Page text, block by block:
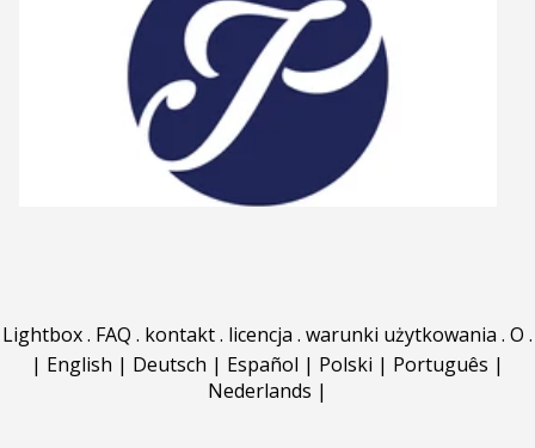
Lightbox. FAQ . kontakt. licencja . warunki użytkowania . O .
| English | Deutsch | Español | Polski | Português |
Nederlands |